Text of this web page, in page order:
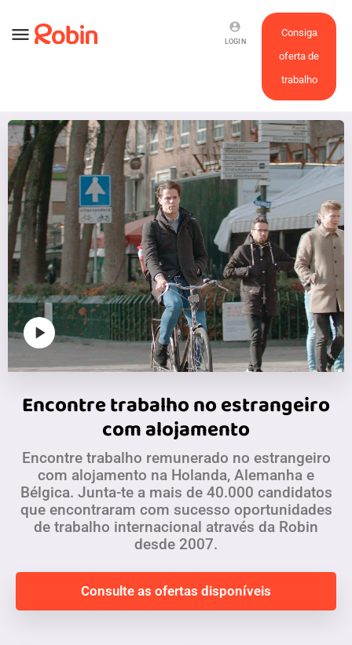
menu
Consiga
oferta de
trabalho
account_circle
LOGIN
play_arrow
Encontre trabalho no estrangeiro
com alojamento
Encontre trabalho remunerado no estrangeiro
com alojamento na Holanda, Alemanha e
Bélgica. Junta-te a mais de 40.000 candidatos
que encontraram com sucesso oportunidades
de trabalho internacional através da Robin
desde 2007.
Consulte as ofertas disponíveis